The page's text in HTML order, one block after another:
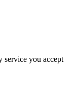
you accept